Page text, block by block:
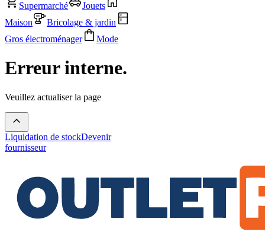
Supermarché
Jouets
Maison
Bricolage & jardin
Gros électroménager
Mode
Erreur interne.
Veuillez actualiser la page
Liquidation de stockDevenir
fournisseur